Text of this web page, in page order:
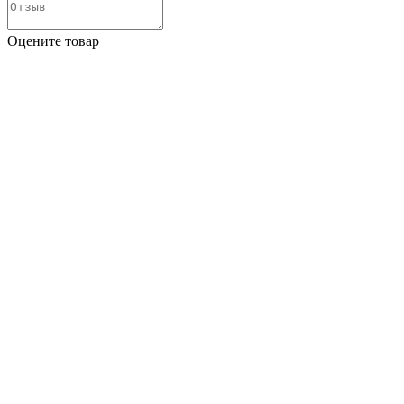
Оцените товар